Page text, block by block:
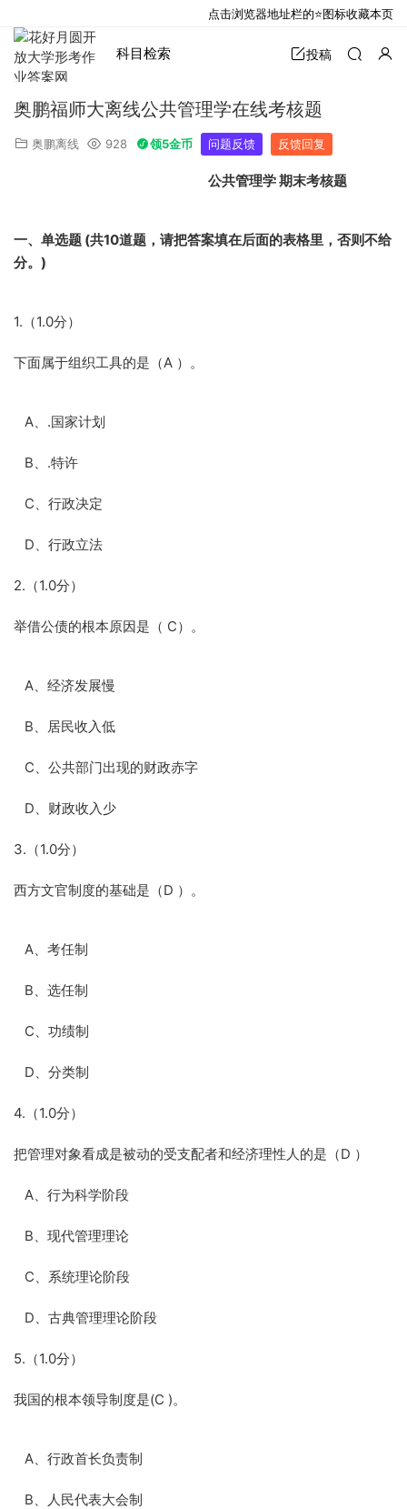
科目检索 投稿
奥鹏福师大离线公共管理学在线考核题
奥鹏离线 928 领5金币 问题反馈 反馈回复
公共管理学期末考核题
一、单选题 (共10道题， 请把答案填在后面的表格里，否则不给
分。)
1.（1.0分）
下面属于组织工具的是（A ）。
A、.国家计划
B、.特许
C、行政决定
D、行政立法
2.（1.0分）
举借公债的根本原因是（ C）。
A、经济发展慢
B、居民收入低
C、公共部门出现的财政赤字
D、财政收入少
3.（1.0分）
西方文官制度的基础是（D ）。
A、考任制
B、选任制
C、功绩制
D、分类制
4.（1.0分）
把管理对象看成是被动的受支配者和经济理性人的是（D ）
A、行为科学阶段
B、现代管理理论
C、系统理论阶段
D、古典管理理论阶段
5.（1.0分）
我国的根本领导制度是(C )。
A、行政首长负责制
B、人民代表大会制
点击浏览器地址栏的⭐图标收藏本页